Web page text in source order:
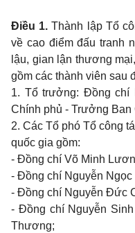
Điều 1.Thành lập Tổ
về cao điểm đấu tranh
lậu, gian lận thương
gồm các thành viên sau
1. Tổ trưởng: Đồng chí
Chính phủ - Trưởng Ban
2.Các Tổ phó Tổ công
quốc gia gồm:
- Đồng chí Võ Minh
- Đồng chí Nguyễn
- Đồng chí Nguyễn Đức
- Đồng chí Nguyễn
Thương;